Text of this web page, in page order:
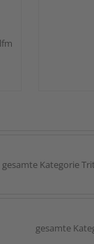
gesamte Kategorie
gesamte